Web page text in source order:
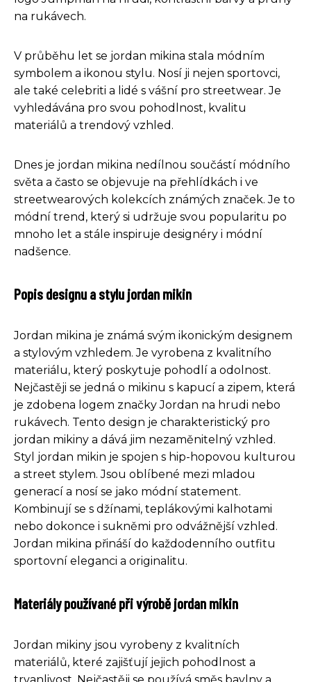
na rukávech.
V průběhu let se jordan mikina stala módním
symbolem a ikonou stylu. Nosí ji nejen sportovci,
ale také celebriti a lidé s vášní pro streetwear. Je
vyhledávána pro svou pohodlnost, kvalitu
materiálů a trendový vzhled.
Dnes je jordan mikina nedílnou součástí módního
světa a často se objevuje na přehlídkách i ve
streetwearových kolekcích známých značek. Je to
módní trend, který si udržuje svou popularitu po
mnoho let a stále inspiruje designéry i módní
nadšence.
Popis designu a stylu jordan mikin
Jordan mikina je známá svým ikonickým designem
a stylovým vzhledem. Je vyrobena z kvalitního
materiálu, který poskytuje pohodlí a odolnost.
Nejčastěji se jedná o mikinu s kapucí a zipem, která
je zdobena logem značky Jordan na hrudi nebo
rukávech. Tento design je charakteristický pro
jordan mikiny a dává jim nezaměnitelný vzhled.
Styl jordan mikin je spojen s hip-hopovou kulturou
a street stylem. Jsou oblíbené mezi mladou
generací a nosí se jako módní statement.
Kombinují se s džínami, teplákovými kalhotami
nebo dokonce i sukněmi pro odvážnější vzhled.
Jordan mikina přináší do každodenního outfitu
sportovní eleganci a originalitu.
Materiály používané při výrobě jordan mikin
Jordan mikiny jsou vyrobeny z kvalitních
materiálů, které zajišťují jejich pohodlnost a